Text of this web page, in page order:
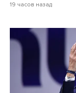
19 часов назад